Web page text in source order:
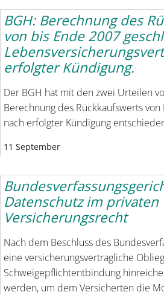
BGH: Berechnung des
von bis Ende 2007
erfolgter Kündigung.
Der BGH hat mit den zwei Urteilen
Berechnung des Rückkaufswerts
nach erfolgter Kündigung
11 September
Datenschutz im privaten
Versicherungsrecht
Nach dem Beschluss des
eine versicherungsvertragliche
Schweigepflichtentbindung
werden, um dem Versicherten die